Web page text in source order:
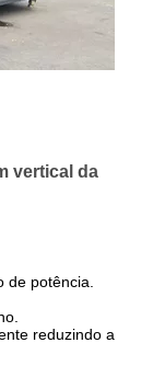
vertical da
de potência.
reduzindo a